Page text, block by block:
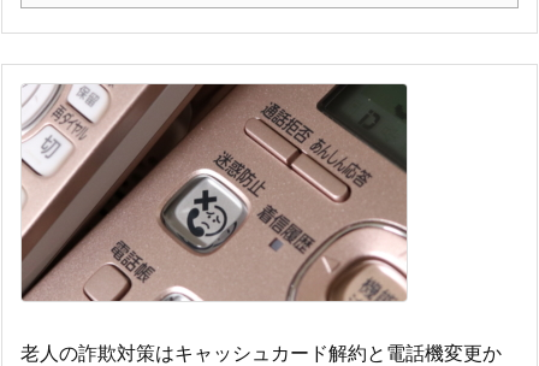
老人の詐欺対策はキャッシュカード解約と電話機変更か